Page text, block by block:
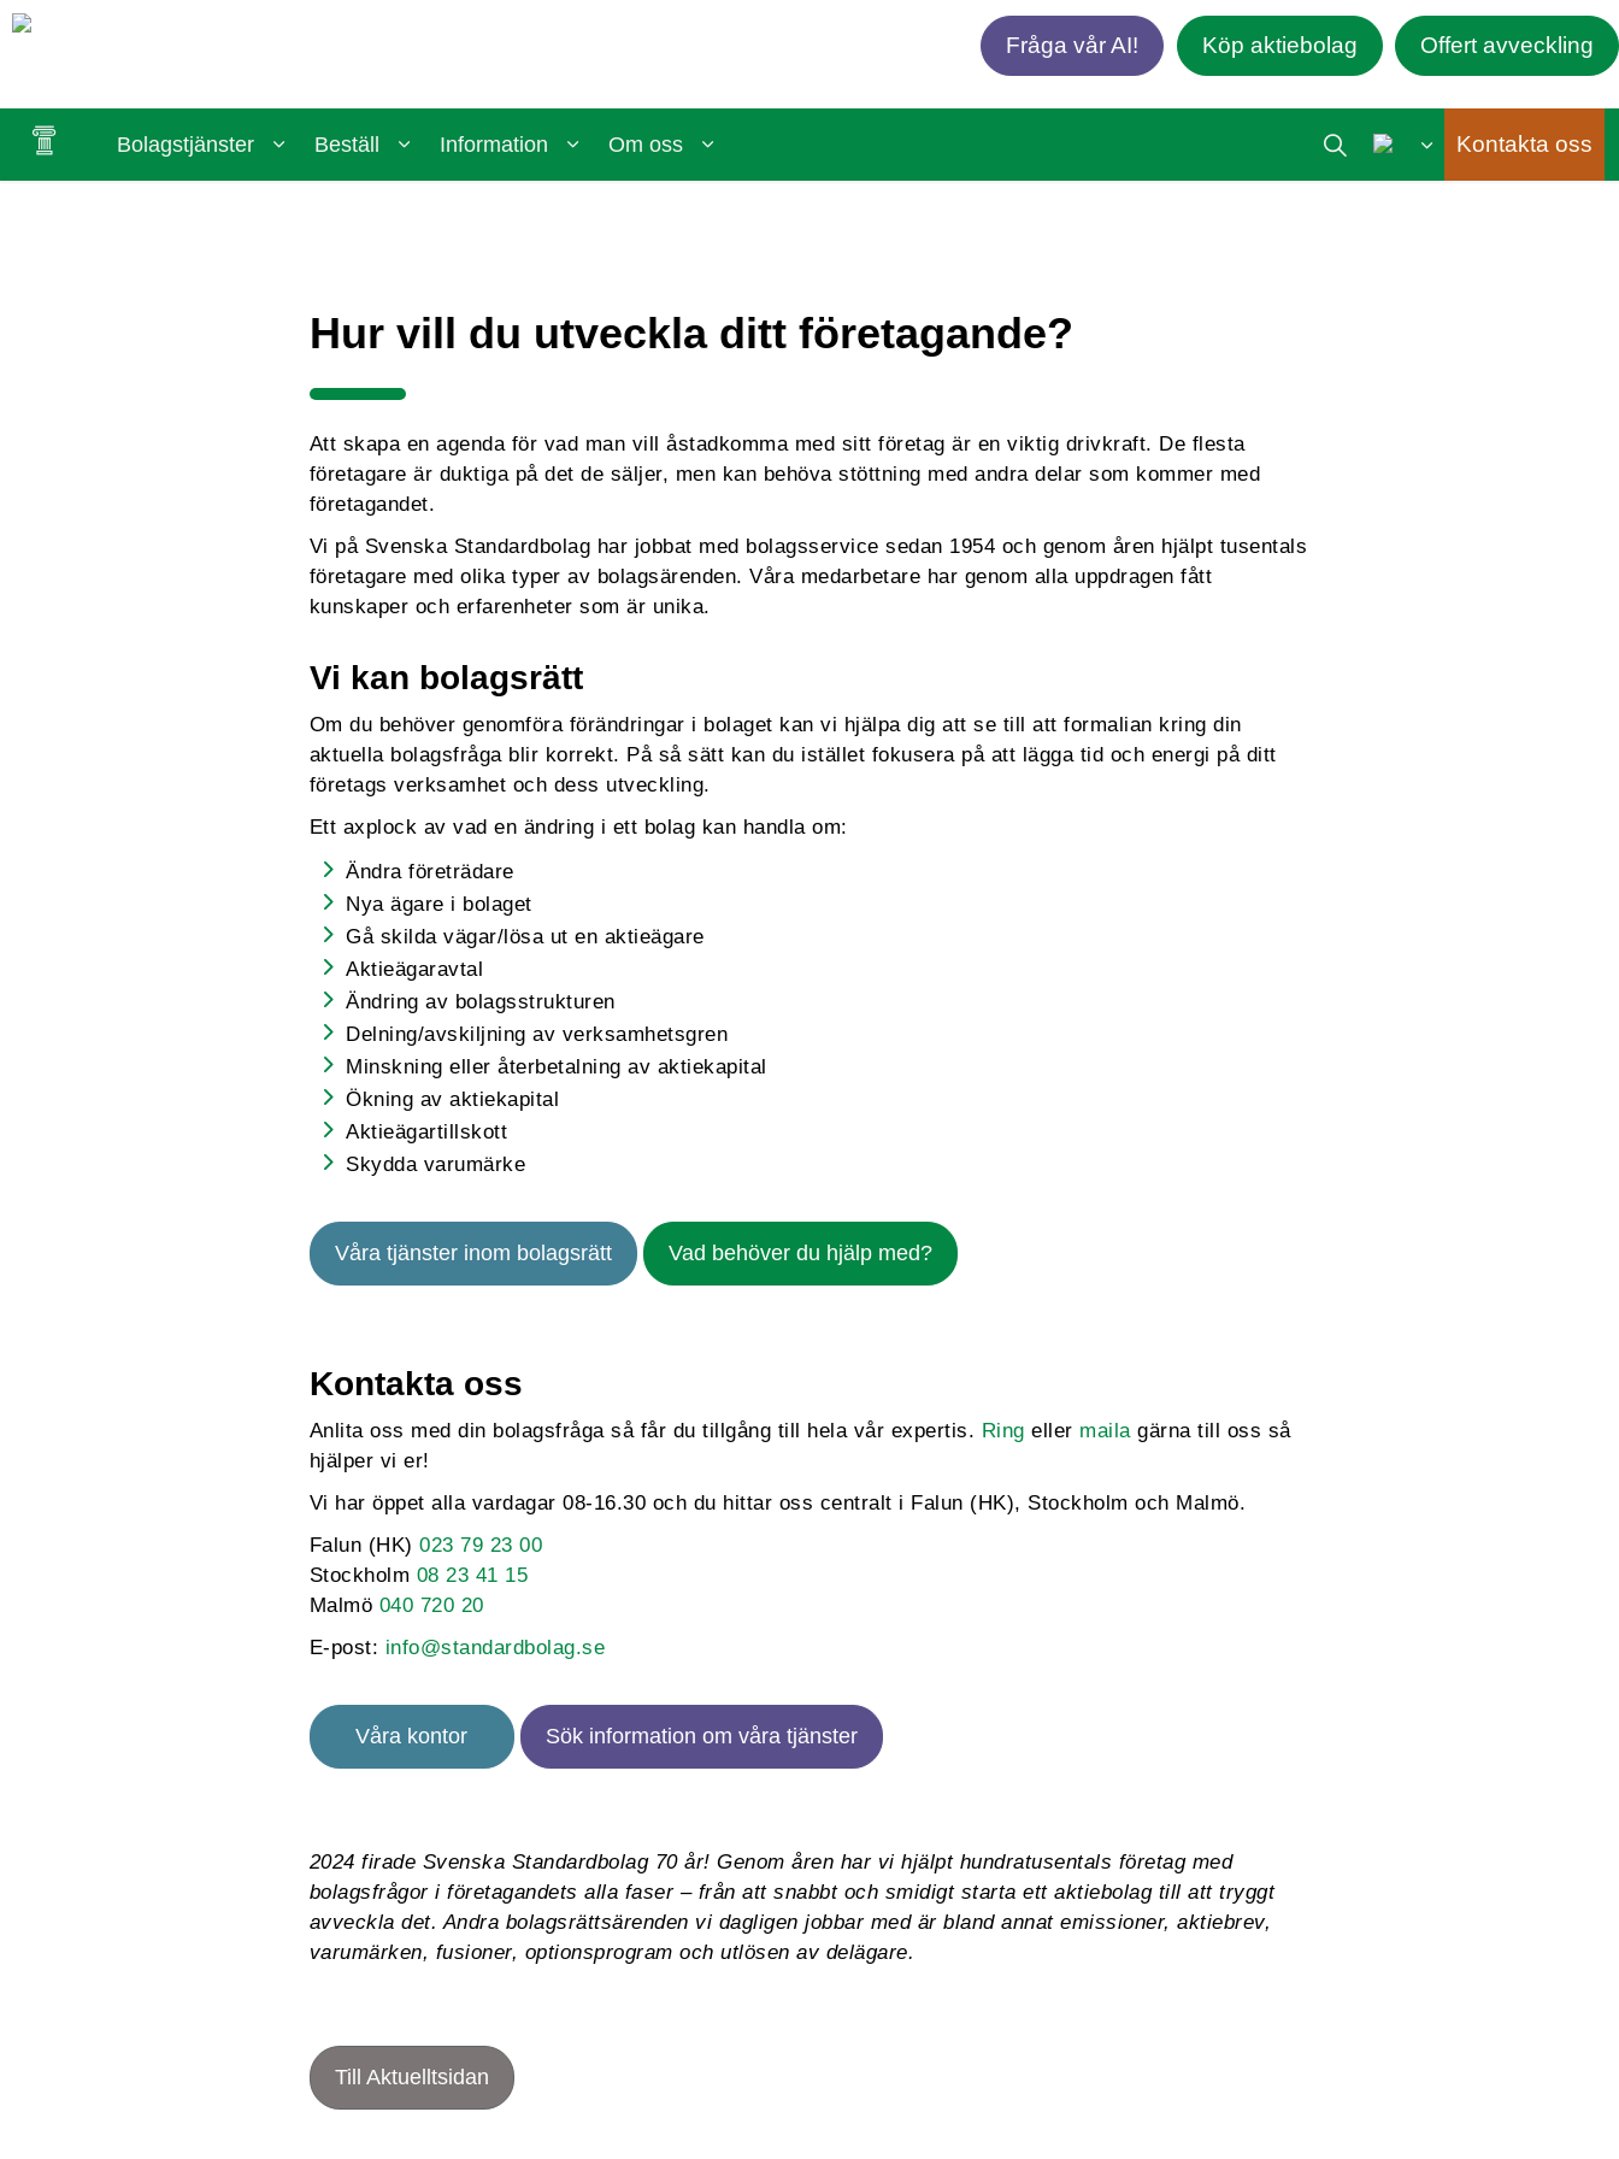
Bolagstjänster Beställ Information Om oss Kontakta oss
Fråga vår AI! Köp aktiebolag Offert avveckling
Hur vill du utveckla ditt företagande?
Att skapa en agenda för vad man vill åstadkomma med sitt företag är en viktig drivkraft. De flesta
företagare är duktiga på det de säljer, men kan behöva stöttning med andra delar som kommer med
företagandet.
Vi på Svenska Standardbolag har jobbat med bolagsservice sedan 1954 och genom åren hjälpt tusentals
företagare med olika typer av bolagsärenden. Våra medarbetare har genom alla uppdragen fått
kunskaper och erfarenheter som är unika.
Vi kan bolagsrätt
Om du behöver genomföra förändringar i bolaget kan vi hjälpa dig att se till att formalian kring din
aktuella bolagsfråga blir korrekt. På så sätt kan du istället fokusera på att lägga tid och energi på ditt
företags verksamhet och dess utveckling.
Ett axplock av vad en ändring i ett bolag kan handla om:
Ändra företrädare
Nya ägare i bolaget
Gå skilda vägar/lösa ut en aktieägare
Aktieägaravtal
Ändring av bolagsstrukturen
Delning/avskiljning av verksamhetsgren
Minskning eller återbetalning av aktiekapital
Ökning av aktiekapital
Aktieägartillskott
Skydda varumärke
Våra tjänster inom bolagsrätt Vad behöver du hjälp med?
Kontakta oss
Anlita oss med din bolagsfråga så får du tillgång till hela vår expertis. Ring eller mailagärna till oss så
hjälper vi er!
Vi har öppet alla vardagar 08-16.30 och du hittar oss centralt i Falun (HK), Stockholm och Malmö.
Falun (HK) 023 79 23 00
Stockholm 08 23 41 15
Malmö 040 720 20
E-post: info@standardbolag.se
Våra kontor Sök information om våra tjänster
2024 firade Svenska Standardbolag 70 år! Genom åren har vi hjälpt hundratusentals företag med
bolagsfrågor i företagandets alla faser – från att snabbt och smidigt starta ett aktiebolag till att tryggt
avveckla det. Andra bolagsrättsärenden vi dagligen jobbar med är bland annat emissioner, aktiebrev,
varumärken, fusioner, optionsprogram och utlösen av delägare.
Till Aktuelltsidan